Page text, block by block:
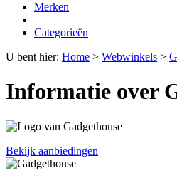
Merken
Categorieën
U bent hier: Home > Webwinkels >
Informatie over
Bekijk aanbiedingen